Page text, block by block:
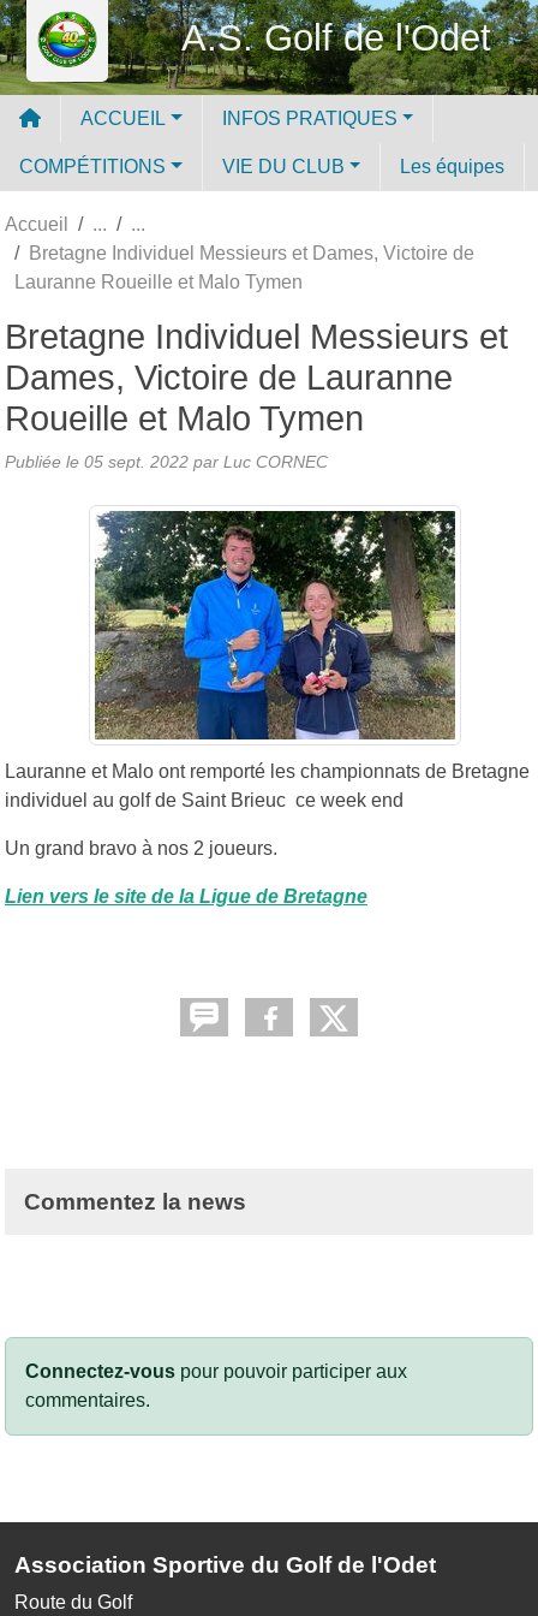
A.S. Golf de l'Odet
ACCUEIL INFOS PRATIQUES
COMPÉTITIONS VIE DU CLUB Les équipes
Accueil
Bretagne Individuel Messieurs et Dames, Victoire de
Lauranne Roueille et Malo Tymen
Bretagne Individuel Messieurs et
Dames, Victoire de Lauranne
Roueille et Malo Tymen
Publiée le 05 sept. 2022 par Luc CORNEC
Lauranne et Malo ont remporté les championnats de Bretagne
individuel au golf de Saint Brieuc ce week end
Un grand bravo à nos 2 joueurs.
Lien vers le site de la Ligue de Bretagne
Commentez la news
Connectez-vous pour pouvoir participer aux
commentaires.
Association Sportive du Golf de l'Odet
Route du Golf
Panneau de gestion des cookies